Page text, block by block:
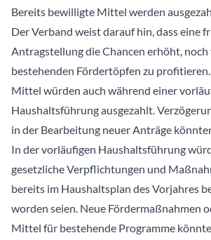
Bereits bewilligte Mittel werden
Der Verband weist darauf hin, dass eine
Antragstellung die Chancen erhöht, noch
bestehenden Fördertöpfen zu
Mittel würden auch während einer
Haushaltsführung ausgezahlt.
in der Bearbeitung neuer Anträge
In der vorläufigen Haushaltsführung
gesetzliche Verpflichtungen und
bereits im Haushaltsplan des Vorjahres
worden seien. Neue Fördermaßnahmen
Mittel für bestehende Programme